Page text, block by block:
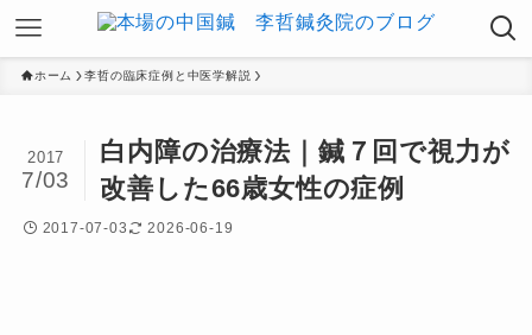
ホーム 李哲の臨床症例と中医学解説
白内障の治療法｜鍼７回で視力が
改善した66歳女性の症例
2017
7/03
2017-07-03 2026-06-19